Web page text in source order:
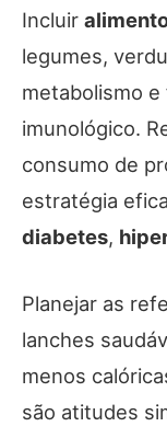
Incluir
legumes,
metabolismo
imunológico.
consumo de
estratégia
diabetes,
Planejar as
lanches
menos
são atitudes